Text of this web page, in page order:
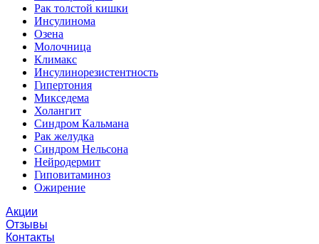
Рак толстой кишки
Инсулинома
Озена
Молочница
Климакс
Инсулинорезистентность
Гипертония
Микседема
Холангит
Синдром Кальмана
Рак желудка
Синдром Нельсона
Нейродермит
Гиповитаминоз
Ожирение
Акции
Отзывы
Контакты